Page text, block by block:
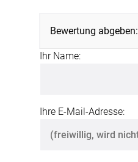
Bewertung abgeben:
Ihr Name:
Ihre E-Mail-Adresse: